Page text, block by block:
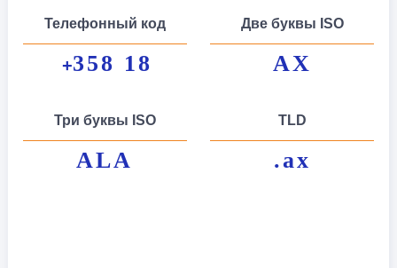
Телефонный код
+358 18
Две буквы ISO
AX
Три буквы ISO
ALA
TLD
.ax